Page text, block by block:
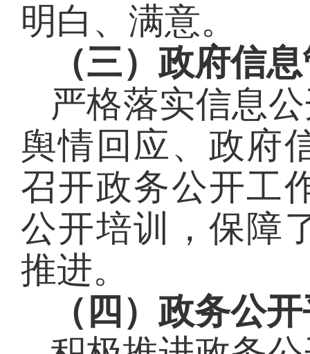
明白、满意。
（三）政府信
严格落实信息
舆情回应、政府
召开政务公开工
公开培训，保障
推进。
（四）政务公